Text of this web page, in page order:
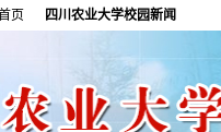
页 四川农业大学校园新闻